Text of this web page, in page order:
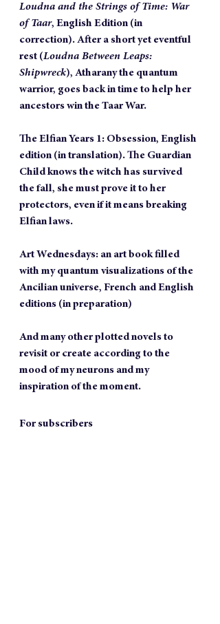
Loudna and the Strings of Time: War
of Taar, English Edition (in
correction). After a short yet eventful
rest (Loudna Between Leaps:
Shipwreck), Atharany the quantum
warrior, goes back in time to help her
ancestors win the Taar War.
The Elfian Years 1: Obsession, English
edition (in translation). The Guardian
Child knows the witch has survived
the fall, she must prove it to her
protectors, even if it means breaking
Elfian laws.
Art Wednesdays: an art book filled
with my quantum visualizations of the
Ancilian universe, French and English
editions (in preparation)
And many other plotted novels to
revisit or create according to the
mood of my neurons and my
inspiration of the moment.
For subscribers